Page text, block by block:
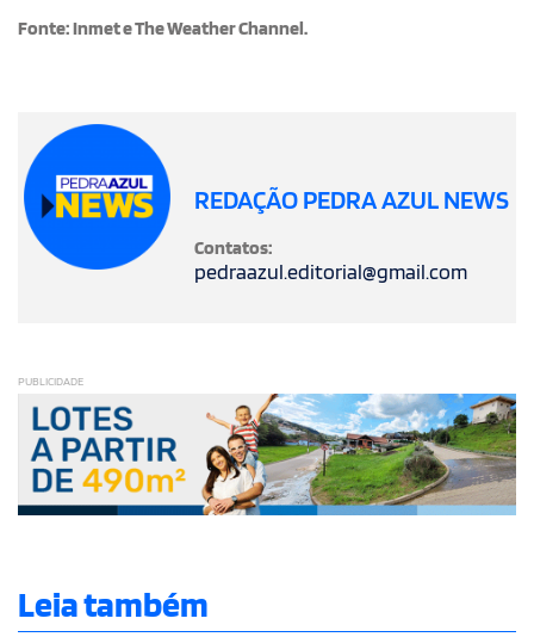
Fonte: Inmet e The Weather Channel.
REDAÇÃO PEDRA AZUL NEWS
Contatos:
pedraazul.editorial@gmail.com
PUBLICIDADE
Leia também